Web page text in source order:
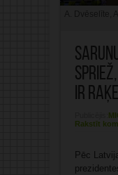
ir
Rakstīt
Pēc